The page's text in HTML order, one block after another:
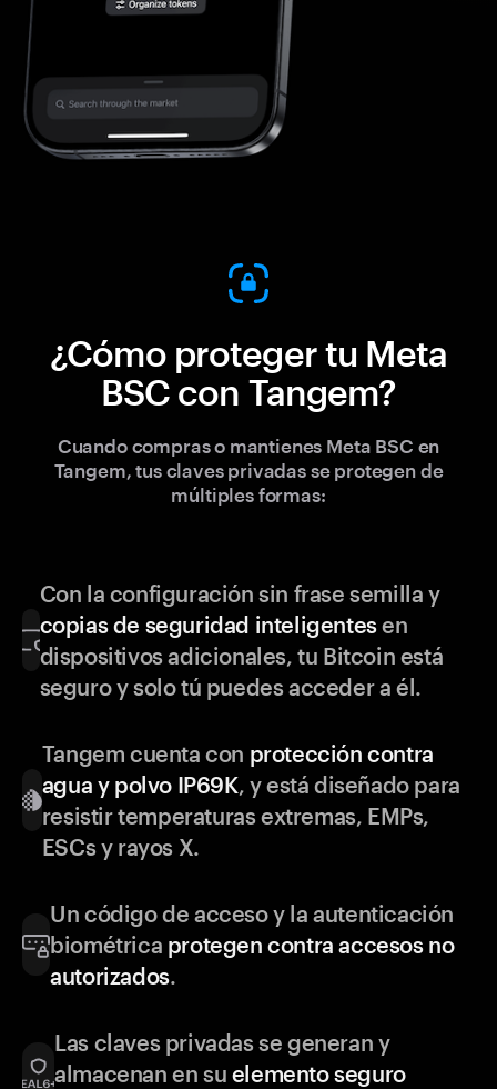
¿Cómo proteger tu Meta
BSC con Tangem?
Cuando compras o mantienes Meta BSC en
Tangem, tus claves privadas se protegen de
múltiples formas:
Con la configuración sin frase semilla y
copias de seguridad inteligentesen
dispositivos adicionales, tu Bitcoin está
seguro y solo tú puedes acceder a él.
Tangem cuenta con protección contra
agua y polvo IP69K, y está diseñado para
resistir temperaturas extremas, EMPs,
ESCs y rayos X.
Un código de acceso y la autenticación
biométrica protegen contra accesos no
autorizados.
Las claves privadas se generan y
almacenan en su elemento seguro